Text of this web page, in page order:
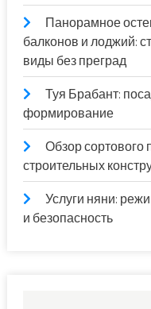
Панорамное
балконов и лоджий:
виды без преград
Туя Брабант:
формирование
Обзор сортового
строительных
Услуги няни:
и безопасность